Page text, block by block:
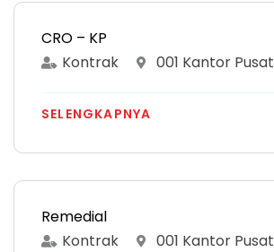
CRO – KP
Kontrak
001 Kantor Pusat
SELENGKAPNYA
Remedial
Kontrak
001 Kantor Pusat